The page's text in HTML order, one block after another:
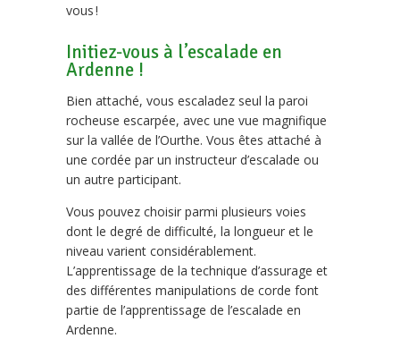
vous !
Initiez-vous à l’escalade en
Ardenne !
Bien attaché, vous escaladez seul la paroi
rocheuse escarpée, avec une vue magnifique
sur la vallée de l’Ourthe. Vous êtes attaché à
une cordée par un instructeur d’escalade ou
un autre participant.
Vous pouvez choisir parmi plusieurs voies
dont le degré de difficulté, la longueur et le
niveau varient considérablement.
L’apprentissage de la technique d’assurage et
des différentes manipulations de corde font
partie de l’apprentissage de l’escalade en
Ardenne.